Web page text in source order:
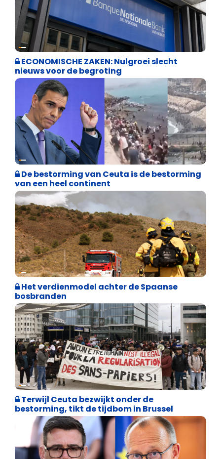
Binnenland politiek
ECONOMISCHE ZAKEN: Nulgroei slecht
nieuws voor de begroting
Asiel en Migratie
De bestorming van Ceuta is de bestorming
van een heel continent
Internationale politiek
Het verdienmodel achter de Spaanse
bosbranden
Asiel en Migratie
Terwijl Ceuta bezwijkt onder de
bestorming, tikt de tijdbom in Brussel